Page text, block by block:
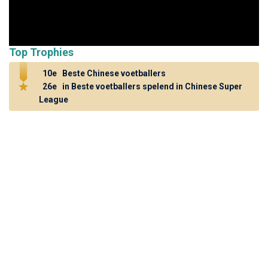
Top Trophies
10e
Beste Chinese voetballers
26e
in Beste voetballers spelend in Chinese Super
League